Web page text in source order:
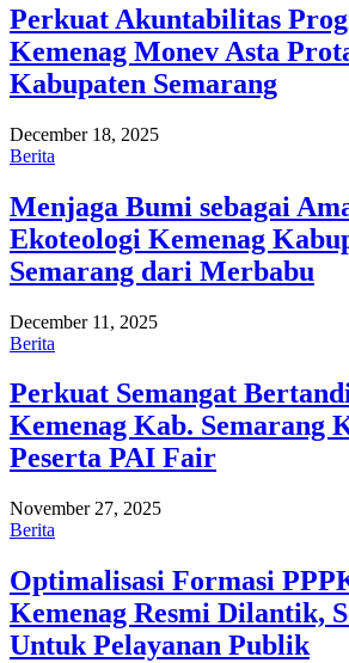
Perkuat Akuntabilitas
Kemenag Monev Asta
Kabupaten Semarang
December 18, 2025
Berita
Menjaga Bumi sebagai
Ekoteologi Kemenag
Semarang dari Merbabu
December 11, 2025
Berita
Perkuat Semangat
Kemenag Kab. Semarang
Peserta PAI Fair
November 27, 2025
Berita
Optimalisasi Formasi
Kemenag Resmi Dilantik,
Untuk Pelayanan Publik